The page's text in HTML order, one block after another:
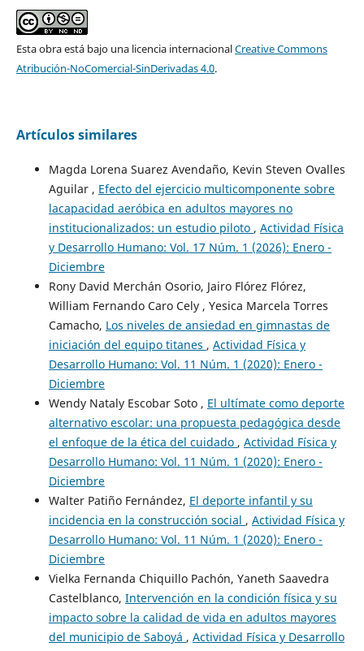
Esta obra está bajo una licencia internacionalCreative Commons
Atribución-NoComercial-SinDerivadas 4.0.
Artículos similares
Magda Lorena Suarez Avendaño, Kevin Steven Ovalles
Aguilar , Efecto del ejercicio multicomponente sobre
lacapacidad aeróbica en adultos mayores no
institucionalizados: un estudio piloto , Actividad Física
y Desarrollo Humano: Vol. 17 Núm. 1 (2026): Enero -
Diciembre
Rony David Merchán Osorio, Jairo Flórez Flórez,
William Fernando Caro Cely , Yesica Marcela Torres
Camacho, Los niveles de ansiedad en gimnastas de
iniciación del equipo titanes , Actividad Física y
Desarrollo Humano: Vol. 11 Núm. 1 (2020): Enero -
Diciembre
Wendy Nataly Escobar Soto , El ultímate como deporte
alternativo escolar: una propuesta pedagógica desde
el enfoque de la ética del cuidado , Actividad Física y
Desarrollo Humano: Vol. 11 Núm. 1 (2020): Enero -
Diciembre
Walter Patiño Fernández, El deporte infantil y su
incidencia en la construcción social , Actividad Física y
Desarrollo Humano: Vol. 11 Núm. 1 (2020): Enero -
Diciembre
Vielka Fernanda Chiquillo Pachón, Yaneth Saavedra
Castelblanco, Intervención en la condición física y su
impacto sobre la calidad de vida en adultos mayores
del municipio de Saboyá , Actividad Física y Desarrollo